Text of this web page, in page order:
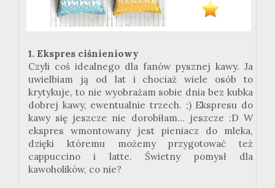
1. Ekspres ciśnieniowy
Czyli coś idealnego dla fanów pysznej kawy. Ja
uwielbiam ją od lat i chociaż wiele osób to
krytykuje, to nie wyobrażam sobie dnia bez kubka
dobrej kawy, ewentualnie trzech. ;) Ekspresu do
kawy się jeszcze nie dorobiłam... jeszcze :D W
ekspres wmontowany jest pieniacz do mleka,
dzięki któremu możemy przygotować też
cappuccino i latte. Świetny pomysł dla
kawoholików, co nie?